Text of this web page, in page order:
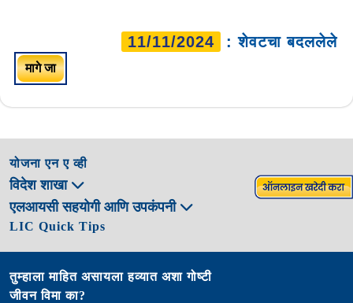
11/11/2024 : शेवटचा बदललेले
मागे जा
योजना एन ए व्ही
विदेश शाखा
एलआयसी सहयोगी आणि उपकंपनी
LIC Quick Tips
तुम्हाला माहित असायला हव्यात अशा गोष्टी
जीवन विमा का?